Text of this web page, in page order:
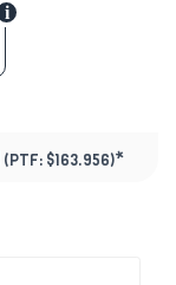
(PTF: $163.956)*